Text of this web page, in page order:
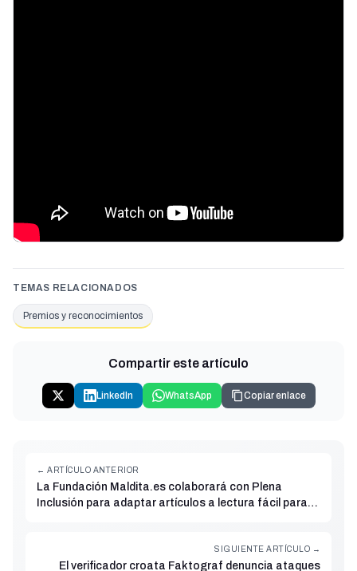
TEMAS RELACIONADOS
Premios y reconocimientos
Compartir este artículo
LinkedIn WhatsApp Copiar enlace
← ARTÍCULO ANTERIOR
La Fundación Maldita.es colaborará con Plena
Inclusión para adaptar artículos a lectura fácil para
SIGUIENTE ARTÍCULO →
El verificador croata Faktograf denuncia ataques